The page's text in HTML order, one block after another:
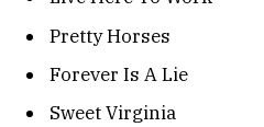
Pretty Horses
Forever Is A Lie
Sweet Virginia